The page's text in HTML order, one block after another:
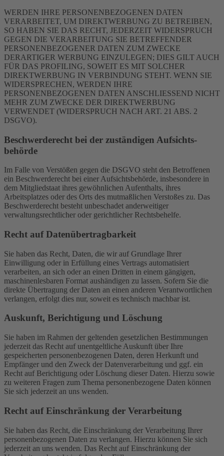
WERDEN IHRE PERSONENBEZOGENEN DATEN
VERARBEITET, UM DIREKTWERBUNG ZU BETREIBEN,
SO HABEN SIE DAS RECHT, JEDERZEIT WIDERSPRUCH
GEGEN DIE VERARBEITUNG SIE BETREFFENDER
PERSONENBEZOGENER DATEN ZUM ZWECKE
DERARTIGER WERBUNG EINZULEGEN; DIES GILT AUCH
FÜR DAS PROFILING, SOWEIT ES MIT SOLCHER
DIREKTWERBUNG IN VERBINDUNG STEHT. WENN SIE
WIDERSPRECHEN, WERDEN IHRE
PERSONENBEZOGENEN DATEN ANSCHLIESSEND NICHT
MEHR ZUM ZWECKE DER DIREKTWERBUNG
VERWENDET (WIDERSPRUCH NACH ART. 21 ABS. 2
DSGVO).
Beschwerde­recht bei der zuständigen Aufsichts­
behörde
Im Falle von Verstößen gegen die DSGVO steht den Betroffenen
ein Beschwerderecht bei einer Aufsichtsbehörde, insbesondere in
dem Mitgliedstaat ihres gewöhnlichen Aufenthalts, ihres
Arbeitsplatzes oder des Orts des mutmaßlichen Verstoßes zu. Das
Beschwerderecht besteht unbeschadet anderweitiger
verwaltungsrechtlicher oder gerichtlicher Rechtsbehelfe.
Recht auf Daten­übertrag­barkeit
Sie haben das Recht, Daten, die wir auf Grundlage Ihrer
Einwilligung oder in Erfüllung eines Vertrags automatisiert
verarbeiten, an sich oder an einen Dritten in einem gängigen,
maschinenlesbaren Format aushändigen zu lassen. Sofern Sie die
direkte Übertragung der Daten an einen anderen Verantwortlichen
verlangen, erfolgt dies nur, soweit es technisch machbar ist.
Auskunft, Berichtigung und Löschung
Sie haben im Rahmen der geltenden gesetzlichen Bestimmungen
jederzeit das Recht auf unentgeltliche Auskunft über Ihre
gespeicherten personenbezogenen Daten, deren Herkunft und
Empfänger und den Zweck der Datenverarbeitung und ggf. ein
Recht auf Berichtigung oder Löschung dieser Daten. Hierzu sowie
zu weiteren Fragen zum Thema personenbezogene Daten können
Sie sich jederzeit an uns wenden.
Recht auf Einschränkung der Verarbeitung
Sie haben das Recht, die Einschränkung der Verarbeitung Ihrer
personenbezogenen Daten zu verlangen. Hierzu können Sie sich
jederzeit an uns wenden. Das Recht auf Einschränkung der